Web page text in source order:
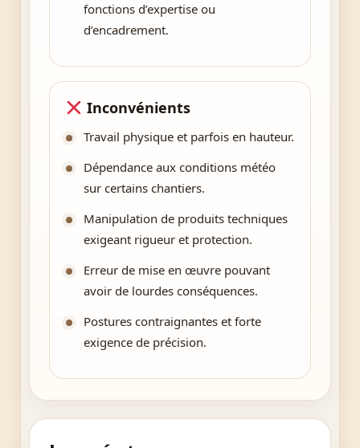
fonctions d’expertise ou
d’encadrement.
Inconvénients
Travail physique et parfois en hauteur.
Dépendance aux conditions météo
sur certains chantiers.
Manipulation de produits techniques
exigeant rigueur et protection.
Erreur de mise en œuvre pouvant
avoir de lourdes conséquences.
Postures contraignantes et forte
exigence de précision.